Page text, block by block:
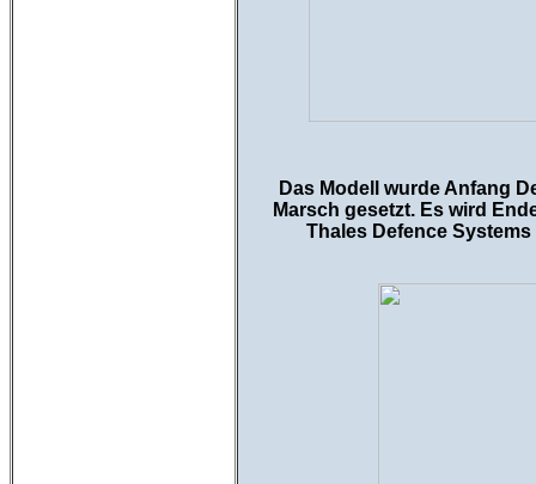
Das Modell wurde Anfang
Marsch gesetzt. Es wird
Thales Defence